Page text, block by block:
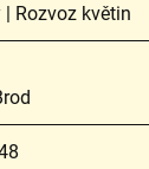
Rozvoz květin